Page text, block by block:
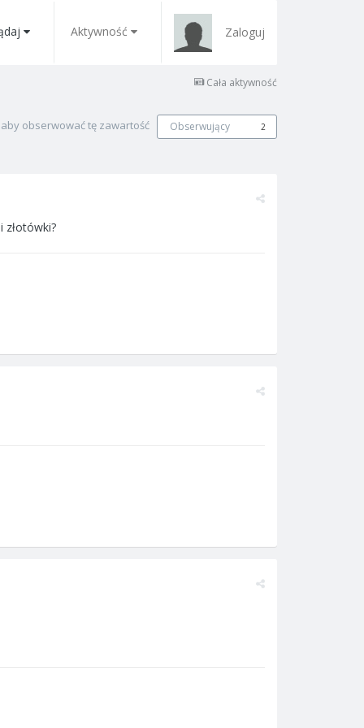
Aktywność Zaloguj
Cała aktywność
obserwować tę zawartość Obserwujący 2
złotówki?